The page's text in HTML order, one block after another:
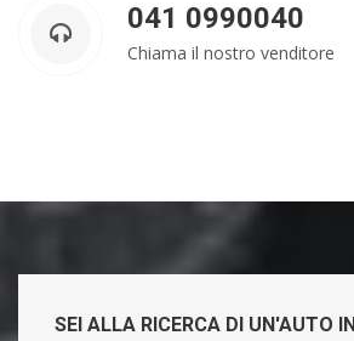
041 0990040
Chiama il nostro venditore
SEI ALLA RICERCA DI UN'AUTO IN